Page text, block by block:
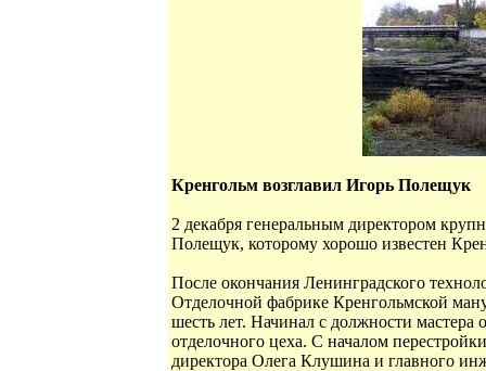
Кренгольм возглавил Игорь Полещук
2 декабря генеральным директором
Полещук, которому хорошо известен
После окончания Ленинградского
Отделочной фабрике Кренгольмской
шесть лет. Начинал с должности мастера
отделочного цеха. С началом
директора Олега Клушина и главного